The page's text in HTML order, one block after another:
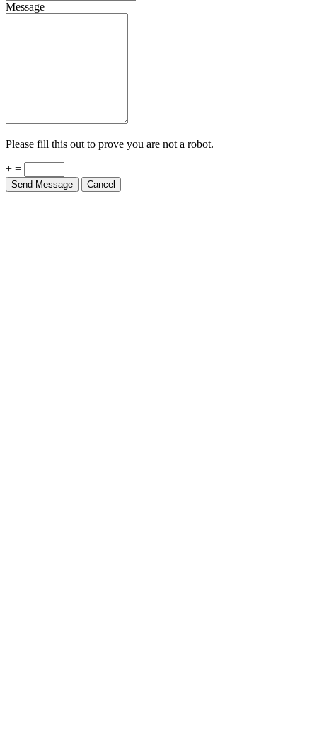
Message
Please fill this out to prove you are not a robot.
+ =
Send Message Cancel